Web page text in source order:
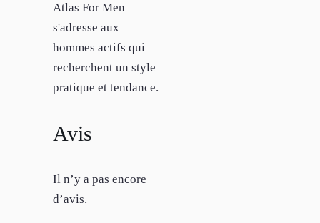
Atlas For Men
s'adresse aux
hommes actifs qui
recherchent un style
pratique et tendance.
Avis
Il n’y a pas encore
d’avis.